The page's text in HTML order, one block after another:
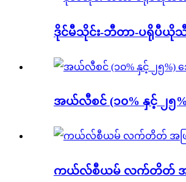
ဒိုင်မီသိုင်း-ဘီတာ-ပရိုပီယို
အယ်လီစင် (၁၀% နှင့် ၂၅
ကယ်လ်စီယမ် လက်တိတ် အဖ